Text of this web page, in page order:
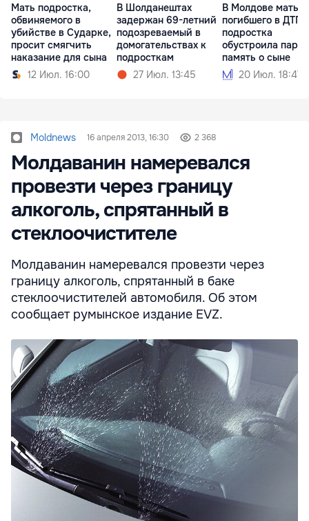
Мать подростка,
обвиняемого в
убийстве в Сударке,
просит смягчить
наказание для сына
12 Июл. 16:00
В Шолданештах
задержан 69-летний
подозреваемый в
домогательствах к
подросткам
27 Июл. 13:45
В Молдове мать
погибшего в ДТП
подростка
обустроила парк
память о сыне
20 Июл. 18:47
Moldnews 16 апреля 2013, 16:30 2 368
Молдаванин намеревался
провезти через границу
алкоголь, спрятанный в
стеклоочистителе
Молдаванин намеревался провезти через
границу алкоголь, спрятанный в баке
стеклоочистителей автомобиля. Об этом
сообщает румынское издание EVZ.